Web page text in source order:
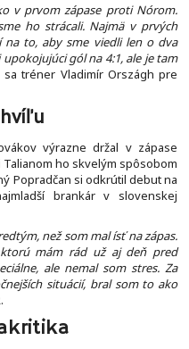
v prvom zápase proti Nórom.
ho strácali. Najmä v prvých
na to, aby sme viedli len o dva
gól na 4:1, ale je tam
tréner Vladimír Országh pre
výrazne držal v zápase
ho skvelým spôsobom
Popradčan si odkrútil debut na
brankár v slovenskej
než som mal ísť na zápas.
mám rád už aj deň pred
ale nemal som stres. Za
situácií, bral som to ako